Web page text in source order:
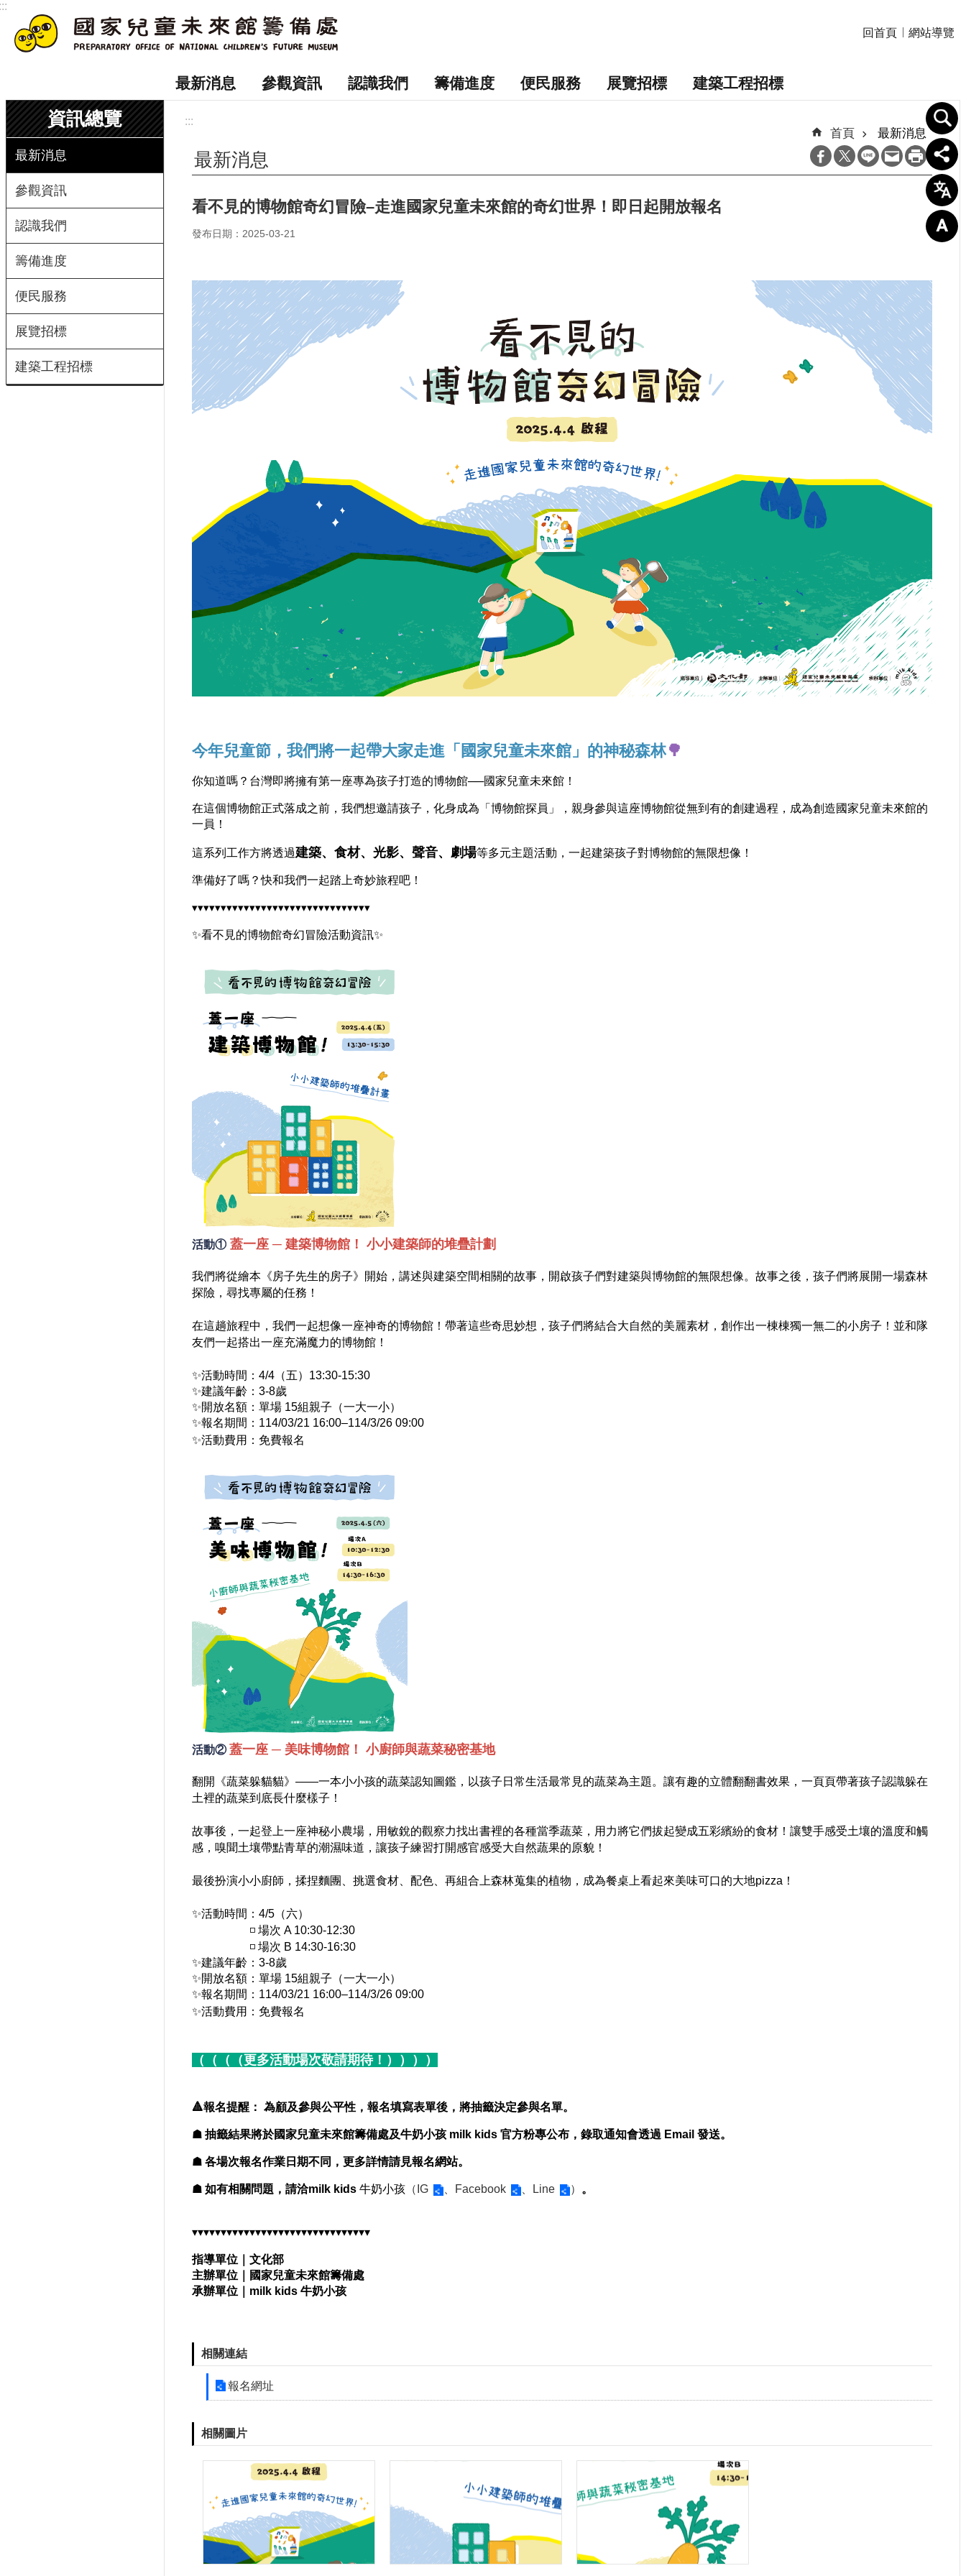
跳到主要內容區塊
回首頁 網站導覽
最新消息 參觀資訊 認識我們 籌備進度 便民服務 展覽招標 建築工程招標
資訊總覽
最新消息
參觀資訊
認識我們
籌備進度
便民服務
展覽招標
建築工程招標
:::
首頁 最新消息
最新消息
看不見的博物館奇幻冒險–走進國家兒童未來館的奇幻世界！即日起開放報名
發布日期：2025-03-21
今年兒童節，我們將一起帶大家走進「國家兒童未來館」的神秘森林🌳
你知道嗎？台灣即將擁有第一座專為孩子打造的博物館──國家兒童未來館！
在這個博物館正式落成之前，我們想邀請孩子，化身成為「博物館探員」，親身參與這座博物館從無到有的創建過程，成為創造國家兒童未來館的
一員！
這系列工作方將透過建築、食材、光影、聲音、劇場等多元主題活動，一起建築孩子對博物館的無限想像！
準備好了嗎？快和我們一起踏上奇妙旅程吧！
▾▾▾▾▾▾▾▾▾▾▾▾▾▾▾▾▾▾▾▾▾▾▾▾▾▾▾▾▾▾▾
✨看不見的博物館奇幻冒險活動資訊✨
活動① 蓋一座 ─ 建築博物館！ 小小建築師的堆疊計劃
我們將從繪本《房子先生的房子》開始，講述與建築空間相關的故事，開啟孩子們對建築與博物館的無限想像。故事之後，孩子們將展開一場森林
探險，尋找專屬的任務！
在這趟旅程中，我們一起想像一座神奇的博物館！帶著這些奇思妙想，孩子們將結合大自然的美麗素材，創作出一棟棟獨一無二的小房子！並和隊
友們一起搭出一座充滿魔力的博物館！
✨活動時間：4/4（五）13:30-15:30
✨建議年齡：3-8歲
✨開放名額：單場 15組親子（一大一小）
✨報名期間：114/03/21 16:00–114/3/26 09:00
✨活動費用：免費報名
活動② 蓋一座 ─ 美味博物館！ 小廚師與蔬菜秘密基地
翻開《蔬菜躲貓貓》——一本小小孩的蔬菜認知圖鑑，以孩子日常生活最常見的蔬菜為主題。讓有趣的立體翻翻書效果，一頁頁帶著孩子認識躲在
土裡的蔬菜到底長什麼樣子！
故事後，一起登上一座神秘小農場，用敏銳的觀察力找出書裡的各種當季蔬菜，用力將它們拔起變成五彩繽紛的食材！讓雙手感受土壤的溫度和觸
感，嗅聞土壤帶點青草的潮濕味道，讓孩子練習打開感官感受大自然蔬果的原貌！
最後扮演小小廚師，揉捏麵團、挑選食材、配色、再組合上森林蒐集的植物，成為餐桌上看起來美味可口的大地pizza！
✨活動時間：4/5（六）
◽ 場次 A 10:30-12:30
◽ 場次 B 14:30-16:30
✨建議年齡：3-8歲
✨開放名額：單場 15組親子（一大一小）
✨報名期間：114/03/21 16:00–114/3/26 09:00
✨活動費用：免費報名
（（（（更多活動場次敬請期待！））））
🔺報名提醒： 為顧及參與公平性，報名填寫表單後，將抽籤決定參與名單。
☗ 抽籤結果將於國家兒童未來館籌備處及牛奶小孩 milk kids 官方粉專公布，錄取通知會透過 Email 發送。
☗ 各場次報名作業日期不同，更多詳情請見報名網站。
☗ 如有相關問題，請洽milk kids 牛奶小孩 （ IG Facebook Line ） 。
▾▾▾▾▾▾▾▾▾▾▾▾▾▾▾▾▾▾▾▾▾▾▾▾▾▾▾▾▾▾▾
指導單位｜文化部
主辦單位｜國家兒童未來館籌備處
承辦單位｜milk kids 牛奶小孩
相關連結
報名網址
相關圖片